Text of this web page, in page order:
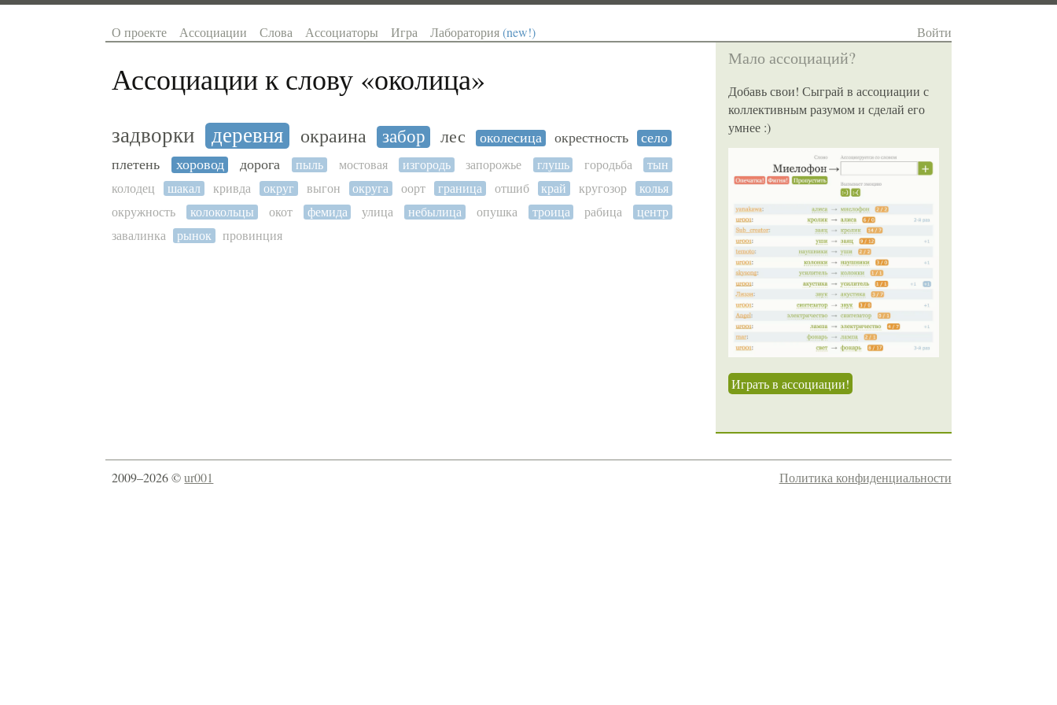
О проекте Ассоциации Слова Ассоциаторы Игра Лаборатория(new!) Войти
Ассоциации к слову «околица»
задворки деревня окраина забор лес околесица окрестность
село
плетень
хоровод дорога пыль мостовая изгородь запорожье глушь городьба
тын
колодец
шакал кривда округ выгон округа оорт граница отшиб край кругозор
колья
окружность
колокольцы окот фемида улица небылица опушка троица рабица
центр
завалинка
рынок провинция
Мало ассоциаций?
Добавь свои! Сыграй в ассоциации с
коллективным разумом и сделай его
умнее :)
Играть в ассоциации!
2009–2026 ©ur001 Политика конфиденциальности